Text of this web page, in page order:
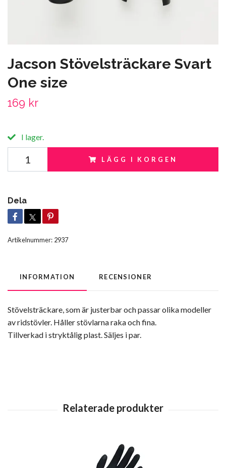
Jacson Stövelsträckare Svart
One size
169 kr
I lager.
LÄGG I KORGEN
Dela
Artikelnummer: 2937
INFORMATION RECENSIONER
Stövelsträckare, som är justerbar och passar olika modeller
av ridstövler. Håller stövlarna raka och fina.
Tillverkad i stryktålig plast. Säljes i par.